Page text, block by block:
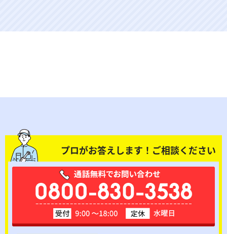
プロがお答えします！ご相談ください